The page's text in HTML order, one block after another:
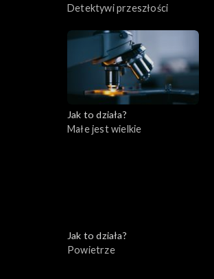
Detektywi przeszłości
Jak to działa?
Małe jest wielkie
Jak to działa?
Powietrze